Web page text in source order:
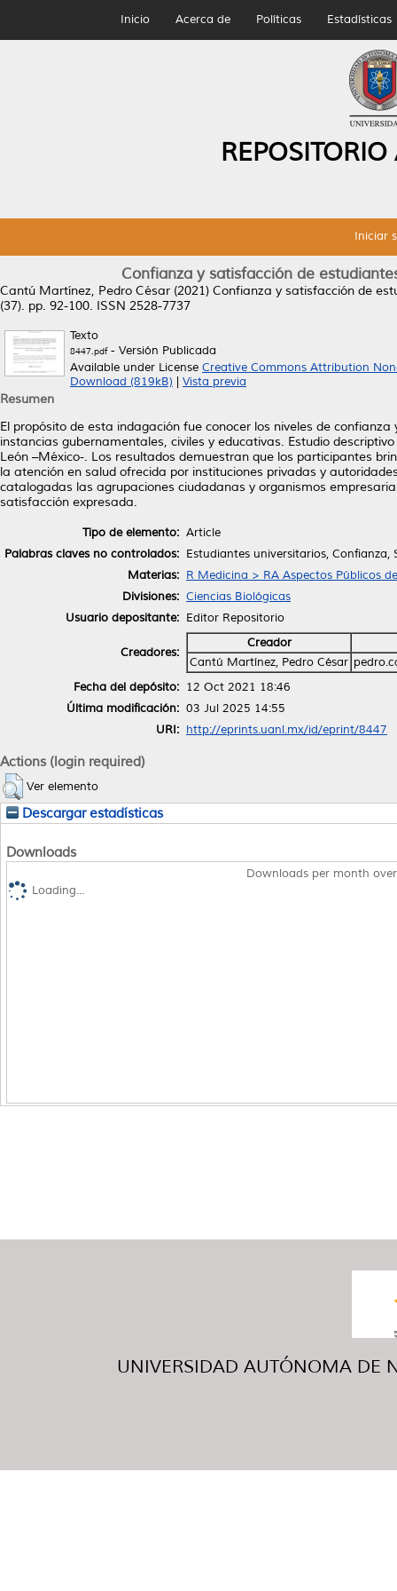
Inicio Acerca de Políticas Estadísticas
Iniciar
Confianza y satisfacción de
Cantú Martínez, Pedro César (2021) Confianza y satisfacción de
(37). pp. 92-100. ISSN 2528-7737
Texto
8447.pdf- Versión Publicada
Available under License Creative Commons Attribution
Download (819kB)
Vista previa
Resumen
El propósito de esta indagación fue conocer los niveles de
instancias gubernamentales, civiles y educativas. Estudio
León –México-. Los resultados demuestran que los participantes
la atención en salud ofrecida por instituciones privadas y
catalogadas las agrupaciones ciudadanas y organismos
satisfacción expresada.
Tipo de elemento: Article
Palabras claves no controlados: Estudiantes universitarios, Confianza,
Materias: R Medicina > RA Aspectos Públicos
Divisiones: Ciencias Biológicas
Usuario depositante: Editor Repositorio
Creadores:
Creador
Cantú Martínez, Pedro César
Fecha del depósito: 12 Oct 2021 18:46
Última modificación: 03 Jul 2025 14:55
URI: http://eprints.uanl.mx/id/eprint/8447
Actions (login required)
Ver elemento
Descargar estadísticas
Downloads
Downloads per month
Loading...
UNIVERSIDAD AUTÓNOMA DE